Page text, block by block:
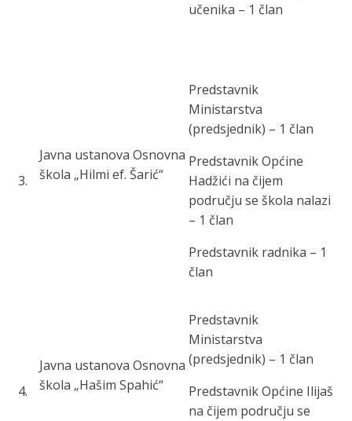
učenika – 1 član
3.
Javna ustanova Osnovna
škola „Hilmi ef. Šarić“
Predstavnik
Ministarstva
(predsjednik) – 1 član
Predstavnik Općine
Hadžići na čijem
području se škola nalazi
– 1 član
Predstavnik radnika – 1
član
4.
Javna ustanova Osnovna
škola „Hašim Spahić“
Predstavnik
Ministarstva
(predsjednik) – 1 član
Predstavnik Općine Ilijaš
na čijem području se